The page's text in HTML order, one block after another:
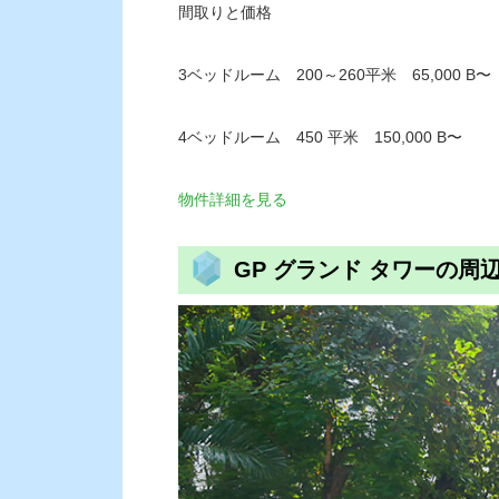
間取りと価格
3ベッドルーム 200～260平米 65,000 B〜
4ベッドルーム 450 平米 150,000 B〜
物件詳細を見る
GP グランド タワーの周